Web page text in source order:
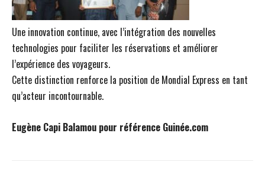
Une innovation continue, avec l’intégration des nouvelles
technologies pour faciliter les réservations et améliorer
l’expérience des voyageurs.
Cette distinction renforce la position de Mondial Express en tant
qu’acteur incontournable.
Eugène Capi Balamou pour référence Guinée.com